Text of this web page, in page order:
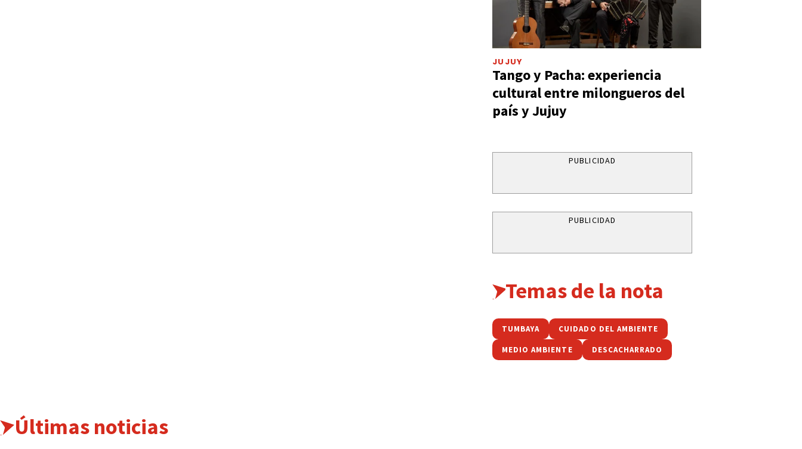
JUJUY
Tango y Pacha: experiencia
cultural entre milongueros del
país y Jujuy
PUBLICIDAD
PUBLICIDAD
Temas de la nota
TUMBAYA CUIDADO DEL AMBIENTE
MEDIO AMBIENTE DESCACHARRADO
Últimas noticias